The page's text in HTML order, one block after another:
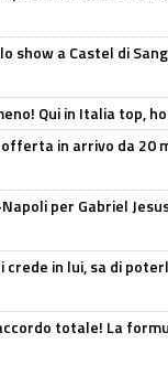
a Castel di
Qui in Italia top,
offerta in arrivo da 20
per Gabriel
crede in lui, sa di
totale! La